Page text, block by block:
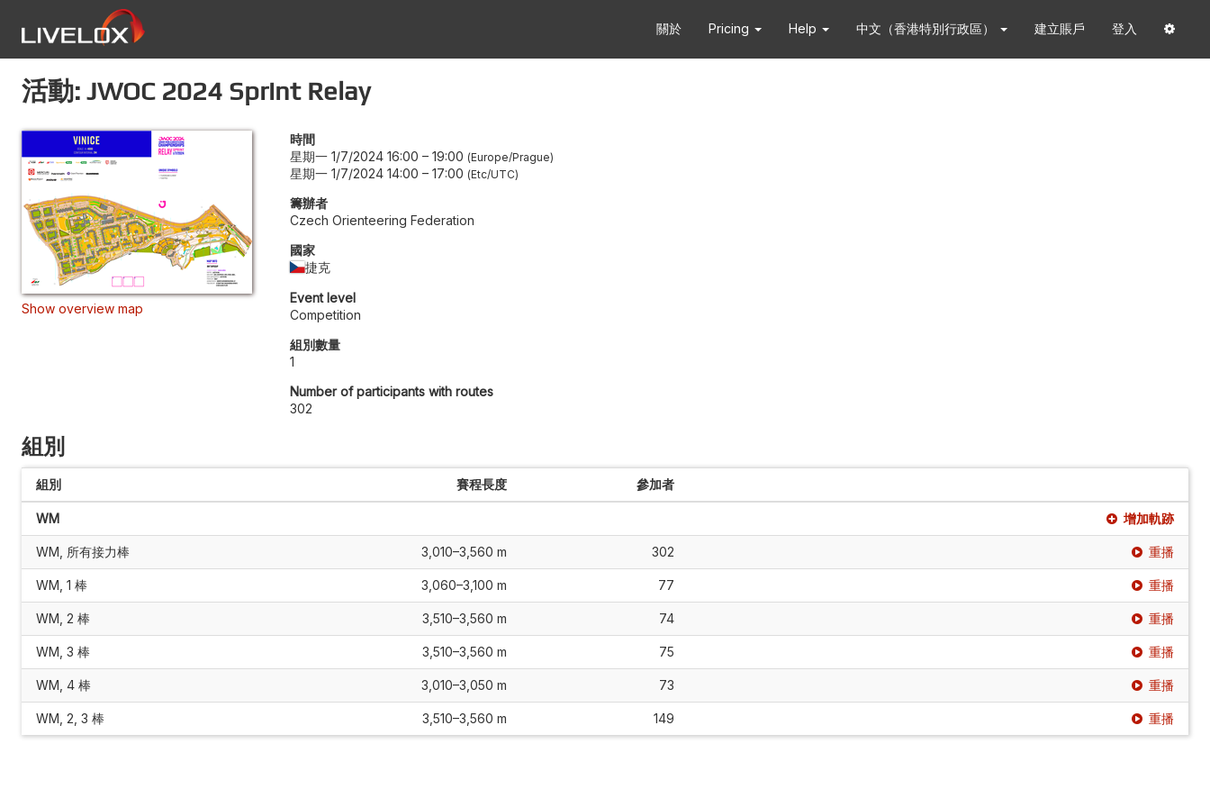
關於 Pricing Help 中文（香港特別行政區） 建立賬戶 登入
活動: JWOC 2024 Sprint Relay
Show overview map
時間
星期一 1/7/2024 16:00 – 19:00 Europe/Prague
星期一 1/7/2024 14:00 – 17:00 Etc/UTC
籌辦者
Czech Orienteering Federation
國家
捷克
Event level
Competition
組別數量
1
Number of participants with routes
302
組別
組別 賽程長度 參加者
WM 增加軌跡
WM, 所有接力棒 3,010–3,560 m 302 重播
WM, 1 棒 3,060–3,100 m 77 重播
WM, 2 棒 3,510–3,560 m 74 重播
WM, 3 棒 3,510–3,560 m 75 重播
WM, 4 棒 3,010–3,050 m 73 重播
WM, 2, 3 棒 3,510–3,560 m 149 重播